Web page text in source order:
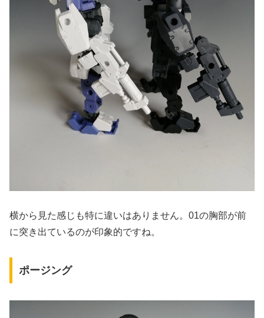
横から見た感じも特に違いはありません。01の胸部が前
に突き出ているのが印象的ですね。
ポージング